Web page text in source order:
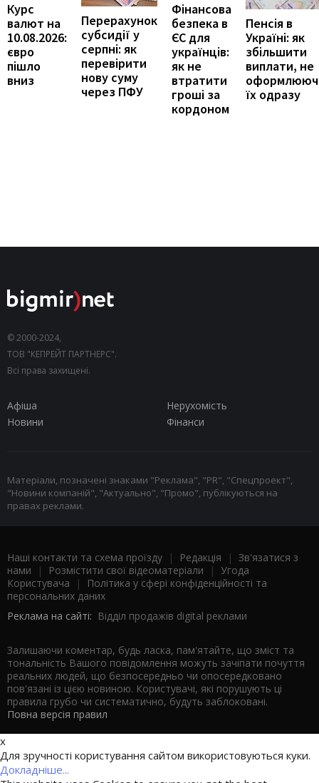
Курс
валют на
10.08.2026:
євро
пішло
вниз
Перерахунок
субсидії у
серпні: як
перевірити
нову суму
через ПФУ
Фінансова
безпека в
ЄС для
українців:
як не
втратити
гроші за
кордоном
Пенсія в
Україні: як
збільшити
виплати, не
їх одразу
© 2000-2024,
ТОВ "КЕПРЕЙТ ПАРТНЕРС".
Всі права захищені.
Афіша
Нерухомість
Новини
Фінанси
Матеріали, позначені знаками "Реклама", "PR", "Спецпроект",
"Новини компаній", "Актуально", "Промо", публікуються на
правах реклами.
Наші контакти та схема проїзду | Редакція | Зв'язатися з
нами | Розмістити свої відеоматеріали | Угода
Користувача |
Політика у сфері конфіденційності та
персональних даних
Реклама на сайті: Відділ продажів digital реклами
Залишаючи коментар, будь ласка, пам'ятайте, що зміст та
тональність Вашого повідомлення можуть зачіпати почуття
реальних людей, що безпосередньо чи опосередковано
пов'язані із цією новиною. Користувачі, які порушують ці
правила грубо чи систематично, будуть заблоковані.
Повна версія правил
x
Для зручності користування сайтом використовуються куки.
Докладніше...